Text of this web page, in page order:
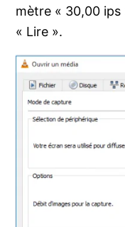
mètre « 30,00
« Lire ».